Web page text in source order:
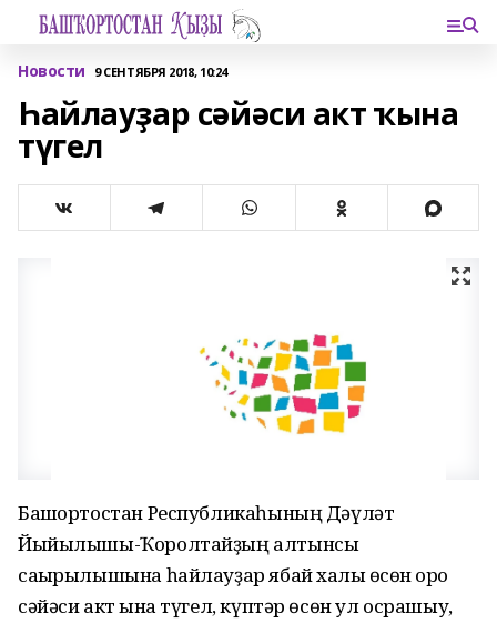
Новости 9 СЕНТЯБРЯ 2018, 10:24
Һайлауҙар сәйәси акт ҡына
түгел
Башҡортостан Республикаһының Дәүләт
Йыйылышы-Ҡоролтайҙың алтынсы
саҡырылышына һайлауҙар ябай халыҡ өсөн ҡоро
сәйәси акт ҡына түгел, күптәр өсөн ул осрашыу,